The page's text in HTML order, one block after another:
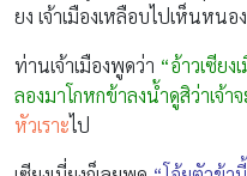
ยง เจ้าเมืองเหลือบไปเห็นหนอ
ท่านเจ้าเมืองพูดว่า “อ้าวเซียง
ลองมาโกหกข้าลงน้ำดูสิว่าเจ้า
หัวเราะไป